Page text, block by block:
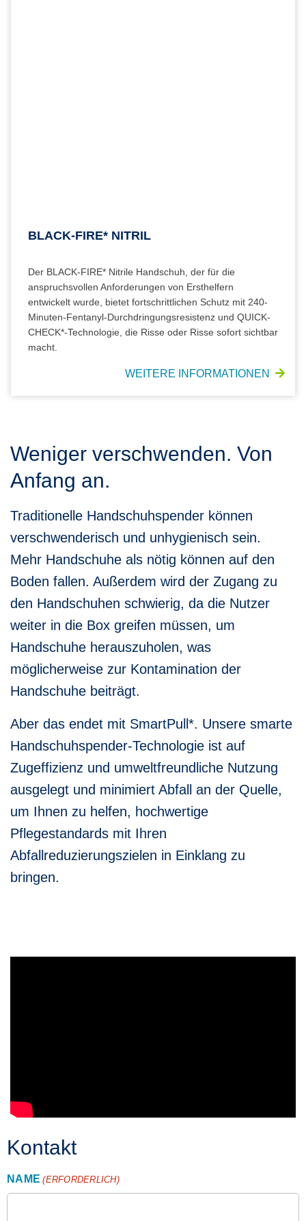
BLACK-FIRE* NITRIL
Der BLACK-FIRE* Nitrile Handschuh, der für die
anspruchsvollen Anforderungen von Ersthelfern
entwickelt wurde, bietet fortschrittlichen Schutz mit 240-
Minuten-Fentanyl-Durchdringungsresistenz und QUICK-
CHECK*-Technologie, die Risse oder Risse sofort sichtbar
macht.
WEITERE INFORMATIONEN
Weniger verschwenden. Von
Anfang an.
Traditionelle Handschuhspender können
verschwenderisch und unhygienisch sein.
Mehr Handschuhe als nötig können auf den
Boden fallen. Außerdem wird der Zugang zu
den Handschuhen schwierig, da die Nutzer
weiter in die Box greifen müssen, um
Handschuhe herauszuholen, was
möglicherweise zur Kontamination der
Handschuhe beiträgt.
Aber das endet mit SmartPull*. Unsere smarte
Handschuhspender-Technologie ist auf
Zugeffizienz und umweltfreundliche Nutzung
ausgelegt und minimiert Abfall an der Quelle,
um Ihnen zu helfen, hochwertige
Pflegestandards mit Ihren
Abfallreduzierungszielen in Einklang zu
bringen.
Kontakt
NAME (ERFORDERLICH)